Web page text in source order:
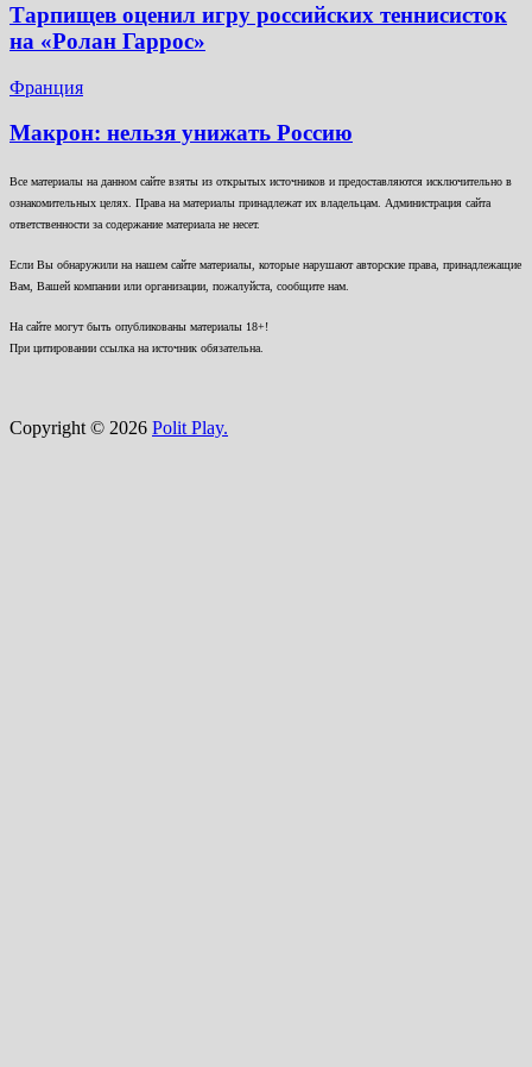
Тарпищев оценил игру российских теннисисток
на «Ролан Гаррос»
Франция
Макрон: нельзя унижать Россию
Все материалы на данном сайте взяты из открытых источников и предоставляются исключительно в
ознакомительных целях. Права на материалы принадлежат их владельцам. Администрация сайта
ответственности за содержание материала не несет.
Если Вы обнаружили на нашем сайте материалы, которые нарушают авторские права, принадлежащие
Вам, Вашей компании или организации, пожалуйста, сообщите нам.
На сайте могут быть опубликованы материалы 18+!
При цитировании ссылка на источник обязательна.
Copyright © 2026 Polit Play.